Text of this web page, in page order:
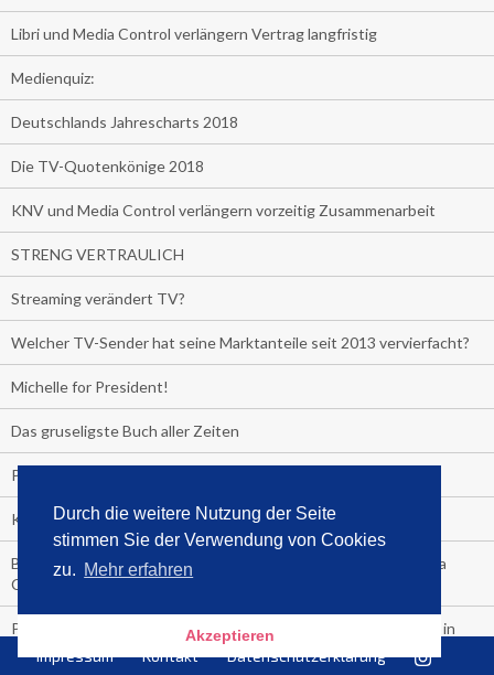
Durch die weitere Nutzung der Seite
stimmen Sie der Verwendung von Cookies
zu. Mehr erfahren
Akzeptieren
Libri und Media Control verlängern Vertrag langfristig
Medienquiz:
Deutschlands Jahrescharts 2018
Die TV-Quotenkönige 2018
KNV und Media Control verlängern vorzeitig Zusammenarbeit
STRENG VERTRAULICH
Streaming verändert TV?
Welcher TV-Sender hat seine Marktanteile seit 2013 vervierfacht?
Michelle for President!
Das gruseligste Buch aller Zeiten
Promi-Biografien
Kerkeling erhält Spitzenfeder für meistverkauftes Buch
Börsenverein und MVB verlängern vorzeitig Verträge mit Media
Control bis 2024
PocketBook, Ceebo und Umbreit bringen Hörbuch-Downloads in
Impressum Kontakt Datenschutzerklärung